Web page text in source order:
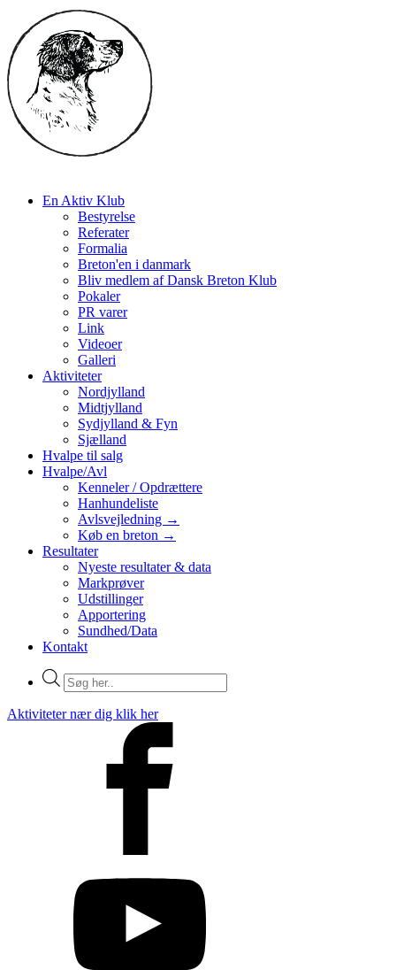
En Aktiv Klub
Bestyrelse
Referater
Formalia
Breton'en i danmark
Bliv medlem af Dansk Breton Klub
Pokaler
PR varer
Link
Videoer
Galleri
Aktiviteter
Nordjylland
Midtjylland
Sydjylland & Fyn
Sjælland
Hvalpe til salg
Hvalpe/Avl
Kenneler / Opdrættere
Hanhundeliste
Avlsvejledning →
Køb en breton →
Resultater
Nyeste resultater & data
Markprøver
Udstillinger
Apportering
Sundhed/Data
Kontakt
Products
search
Aktiviteter nær dig klik her